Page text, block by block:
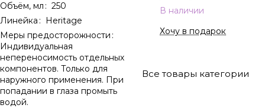
Объём, мл: 250
Линейка: Heritage
Меры предосторожности:
Индивидуальная
непереносимость отдельных
компонентов. Только для
наружного применения. При
попадании в глаза промыть
водой.
В наличии
Хочу в подарок
Все товары категории